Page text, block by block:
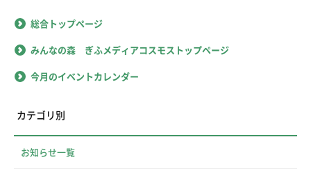
総合トップページ
みんなの森 ぎふメディアコスモストップページ
今月のイベントカレンダー
カテゴリ別
お知らせ一覧